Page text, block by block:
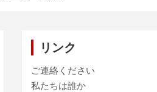
リンク
ご連絡ください
私たちは誰か